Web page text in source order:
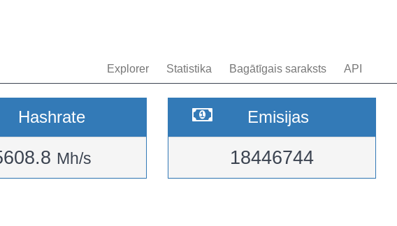
Explorer Statistika Bagātīgais saraksts API
Hashrate
Mh/s
Emisijas
18446744